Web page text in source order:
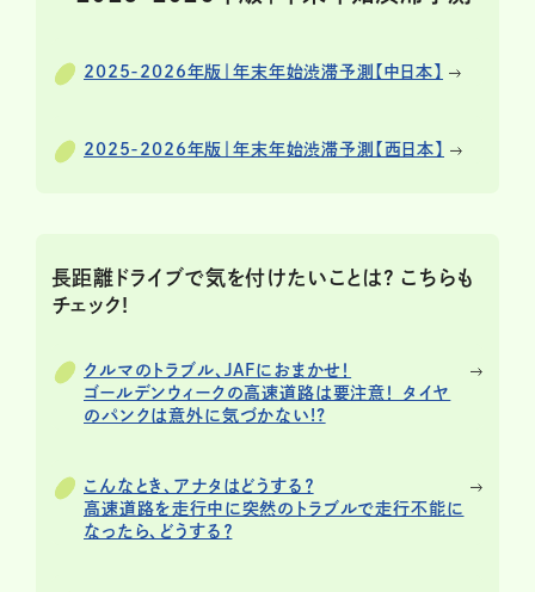
2025-2026年版｜年末年始渋滞予測【中日本】
2025-2026年版｜年末年始渋滞予測【西日本】
長距離ドライブで気を付けたいことは? こちらも
チェック!
クルマのトラブル、JAFにおまかせ！
ゴールデンウィークの高速道路は要注意！ タイヤ
のパンクは意外に気づかない!?
こんなとき、アナタはどうする？
高速道路を走行中に突然のトラブルで走行不能に
なったら、どうする？